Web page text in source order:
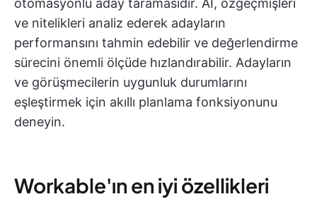
otomasyonlu aday taramasıdır. AI, özgeçmişleri
ve nitelikleri analiz ederek adayların
performansını tahmin edebilir ve değerlendirme
sürecini önemli ölçüde hızlandırabilir. Adayların
ve görüşmecilerin uygunluk durumlarını
eşleştirmek için akıllı planlama fonksiyonunu
deneyin.
Workable'ın en iyi özellikleri